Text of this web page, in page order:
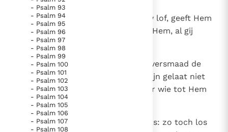
- Psalm 93
- Psalm 94
- Psalm 95
- Psalm 96
- Psalm 97
- Psalm 98
- Psalm 99
- Psalm 100
- Psalm 101
- Psalm 102
- Psalm 103
- Psalm 104
- Psalm 105
- Psalm 106
- Psalm 107
- Psalm 108
die de Heer vreest, zingt Hem uw lof, geeft Hem
eer, al gij nazaten Jakobs, ducht Hem, al gij
nazaten Israëls!
Want Hij heeft niet veracht, niet versmaad de
vernederde in zijn vernedering, zijn gelaat niet
van hem gewend; Hij hoorde naar wie tot Hem
schreide.
U mijn lof waar de schare bijeen is: zo toch los